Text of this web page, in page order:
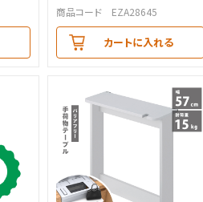
商品コード EZA28645
カートに入れる